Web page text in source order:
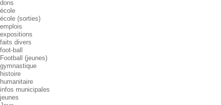
dons
école
école (sorties)
emplois
expositions
faits divers
foot-ball
Football (jeunes)
gymnastique
histoire
humanitaire
infos municipales
jeunes